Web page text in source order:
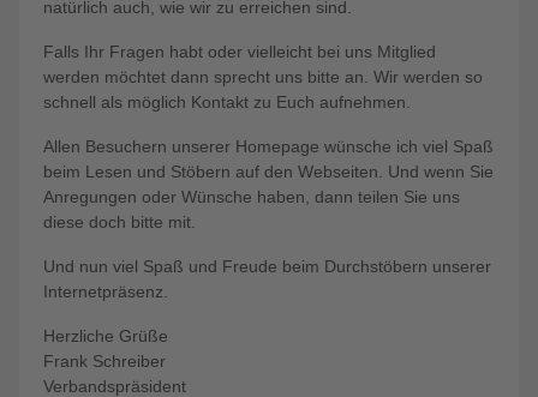
natürlich auch, wie wir zu erreichen sind.
Falls Ihr Fragen habt oder vielleicht bei uns Mitglied
werden möchtet dann sprecht uns bitte an. Wir werden so
schnell als möglich Kontakt zu Euch aufnehmen.
Allen Besuchern unserer Homepage wünsche ich viel Spaß
beim Lesen und Stöbern auf den Webseiten. Und wenn Sie
Anregungen oder Wünsche haben, dann teilen Sie uns
diese doch bitte mit.
Und nun viel Spaß und Freude beim Durchstöbern unserer
Internetpräsenz.
Herzliche Grüße
Frank Schreiber
Verbandspräsident